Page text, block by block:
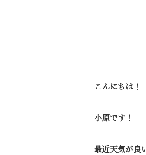
こんにちは！
小原です！
最近天気が良